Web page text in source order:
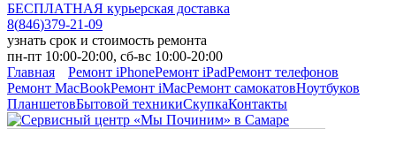
БЕСПЛАТНАЯ курьерская доставка
8(846)379-21-09
узнать срок и стоимость ремонта
пн-пт 10:00-20:00, сб-вс 10:00-20:00
Главная
Ремонт iPhoneРемонт iPadРемонт телефонов
Ремонт MacBookРемонт iMacРемонт самокатовНоутбуков
ПланшетовБытовой техникиСкупкаКонтакты